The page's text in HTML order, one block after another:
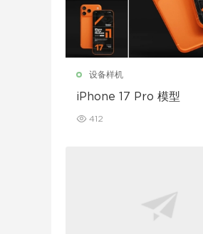
设备样机
iPhone 17 Pro 模型
412